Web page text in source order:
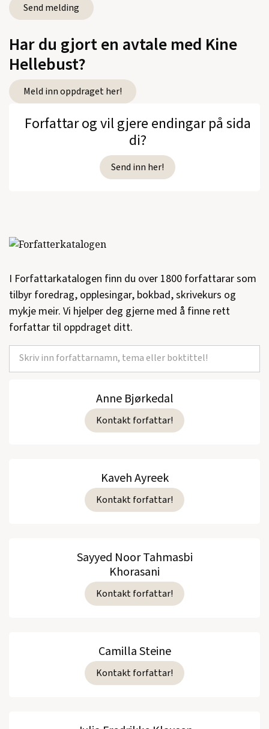
Har du gjort en avtale med Kine
Hellebust?
Meld inn oppdraget her!
Forfattar og vil gjere endingar på sida
di?
Send inn her!
I Forfattarkatalogen finn du over 1800 forfattarar som
tilbyr foredrag, opplesingar, bokbad, skrivekurs og
mykje meir. Vi hjelper deg gjerne med å finne rett
forfattar til oppdraget ditt.
Anne Bjørkedal
Kontakt forfattar!
Kaveh Ayreek
Kontakt forfattar!
Sayyed Noor Tahmasbi
Khorasani
Kontakt forfattar!
Camilla Steine
Kontakt forfattar!